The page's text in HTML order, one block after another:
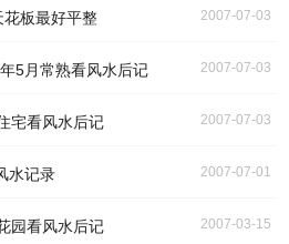
板最好平整 2007-07-03
5月常熟看风水后记 2007-07-03
宅看风水后记 2007-07-03
水记录 2007-07-01
园看风水后记 2007-03-15